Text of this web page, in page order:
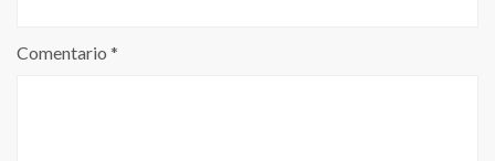
Comentario *